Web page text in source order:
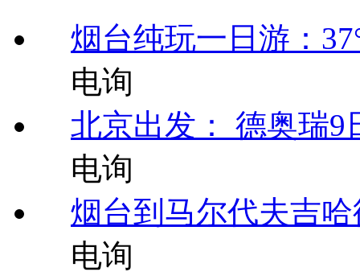
烟台纯玩一日游：
电询
北京出发： 德奥瑞9
电询
烟台到马尔代夫吉
电询